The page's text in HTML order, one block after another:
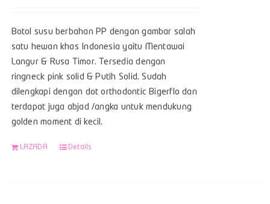
Botol susu berbahan PP dengan gambar salah
satu hewan khas Indonesia yaitu Mentawai
Langur & Rusa Timor. Tersedia dengan
ringneck pink solid & Putih Solid. Sudah
dilengkapi dengan dot orthodontic Bigerflo dan
terdapat juga abjad /angka untuk mendukung
golden moment di kecil.
LAZADA Details